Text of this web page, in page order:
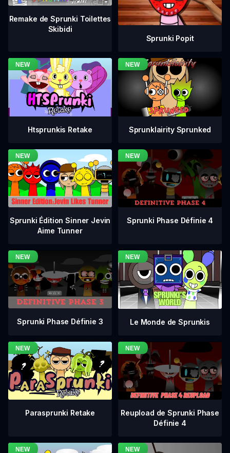
Remake de Sprunki Toilettes
Skibidi
Sprunki Popit
Htsprunkis Retake Sprunklairity Sprunked
Sprunki Édition Sinner Jevin
Aime Tunner
Sprunki Phase Définie 4
Sprunki Phase Définie 3 Le Monde de Sprunkis
Parasprunki Retake
Reupload de Sprunki Phase
Définie 4